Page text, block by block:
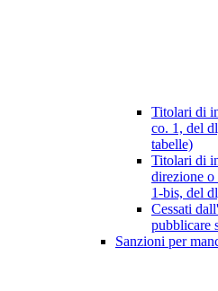
Titolari di
co. 1, del
tabelle)
Titolari di
direzione
1-bis, del
Cessati
pubblicare
Sanzioni per